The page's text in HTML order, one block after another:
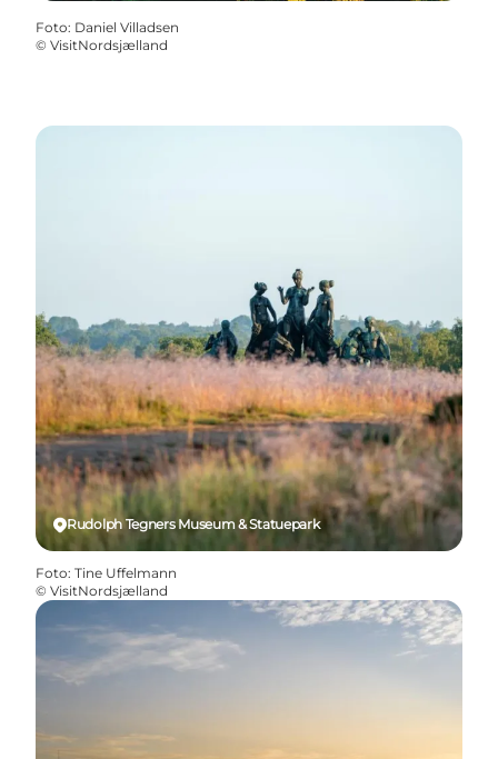
Foto: Daniel Villadsen
© VisitNordsjælland
Rudolph Tegners Museum & Statuepark
Foto: Tine Uffelmann
© VisitNordsjælland